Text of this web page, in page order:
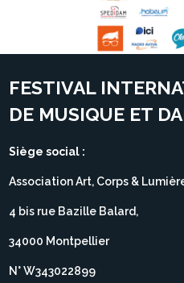
FESTIVAL
DE MUSIQUE ET
Siège social :
Association Art, Corps &
4 bis rue Bazille Balard,
34000 Montpellier
N° W343022899